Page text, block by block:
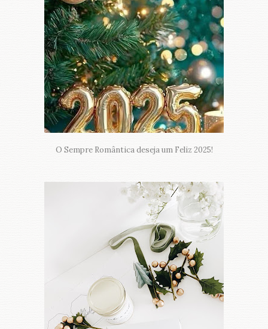
O Sempre Romântica deseja um Feliz 2025!